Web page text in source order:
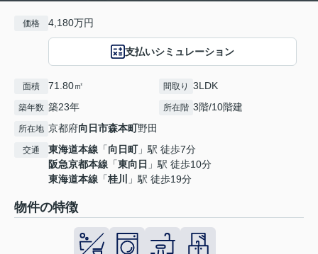
価格 4,180万円
支払いシミュレーション
面積 71.80㎡ 間取り 3LDK
築年数 築23年 所在階 3階/10階建
所在地 京都府向日市森本町野田
交通 東海道本線 「向日町」駅 徒歩7分
阪急京都本線 「東向日 」駅 徒歩10分
東海道本線 「桂川 」駅 徒歩19分
物件の特徴